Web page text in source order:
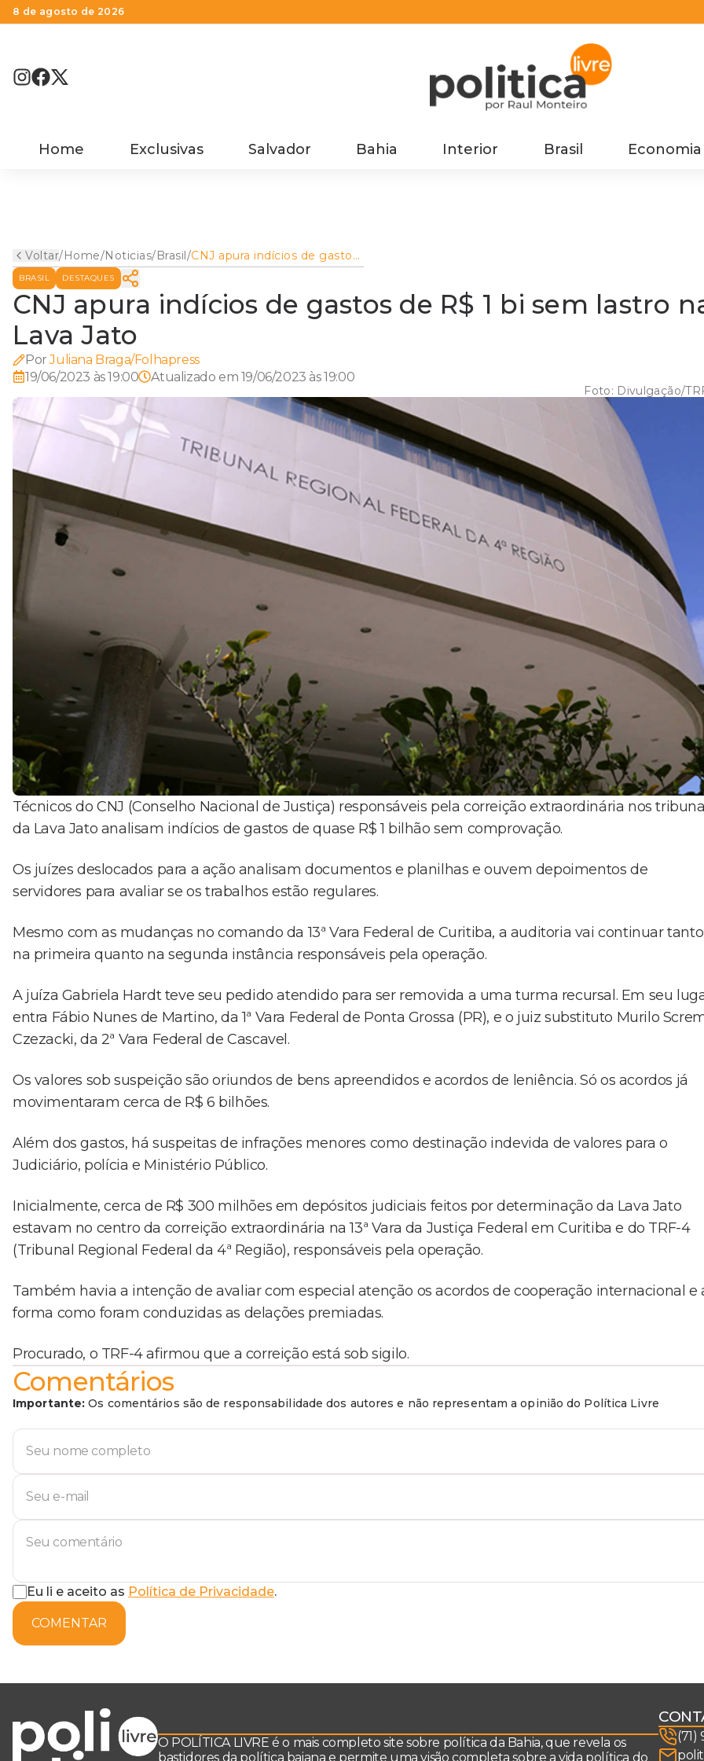
8 de agosto de 2026
Home Exclusivas Salvador Bahia Interior Brasil Economia
Voltar/Home/Noticias/Brasil/CNJ apura indícios de gastos
de R$ 1 bi sem lastro na Lava
BRASIL DESTAQUES
CNJ apura indícios de gastos de R$ 1 bi sem lastro
Lava Jato
Por Juliana Braga/Folhapress
19/06/2023 às 19:00
Atualizado em 19/06/2023 às 19:00
Foto: Divulgação/
Técnicos do CNJ (Conselho Nacional de Justiça) responsáveis pela correição extraordinária nos
da Lava Jato analisam indícios de gastos de quase R$ 1 bilhão sem comprovação.
Os juízes deslocados para a ação analisam documentos e planilhas e ouvem depoimentos de
servidores para avaliar se os trabalhos estão regulares.
Mesmo com as mudanças no comando da 13ª Vara Federal de Curitiba, a auditoria vai continuar tanto
na primeira quanto na segunda instância responsáveis pela operação.
A juíza Gabriela Hardt teve seu pedido atendido para ser removida a uma turma recursal. Em seu
entra Fábio Nunes de Martino, da 1ª Vara Federal de Ponta Grossa (PR), e o juiz substituto Murilo
Czezacki, da 2ª Vara Federal de Cascavel.
Os valores sob suspeição são oriundos de bens apreendidos e acordos de leniência. Só os acordos já
movimentaram cerca de R$ 6 bilhões.
Além dos gastos, há suspeitas de infrações menores como destinação indevida de valores para o
Judiciário, polícia e Ministério Público.
Inicialmente, cerca de R$ 300 milhões em depósitos judiciais feitos por determinação da Lava Jato
estavam no centro da correição extraordinária na 13ª Vara da Justiça Federal em Curitiba e do TRF-4
(Tribunal Regional Federal da 4ª Região), responsáveis pela operação.
Também havia a intenção de avaliar com especial atenção os acordos de cooperação internacional e
forma como foram conduzidas as delações premiadas.
Procurado, o TRF-4 afirmou que a correição está sob sigilo.
Comentários
Importante: Os comentários são de responsabilidade dos autores e não representam a opinião do Política Livre
Eu li e aceito as Política de Privacidade.
COMENTAR
O POLÍTICA LIVRE é o mais completo site sobre política da Bahia, que revela os
bastidores da política baiana e permite uma visão completa sobre a vida política do
(71)